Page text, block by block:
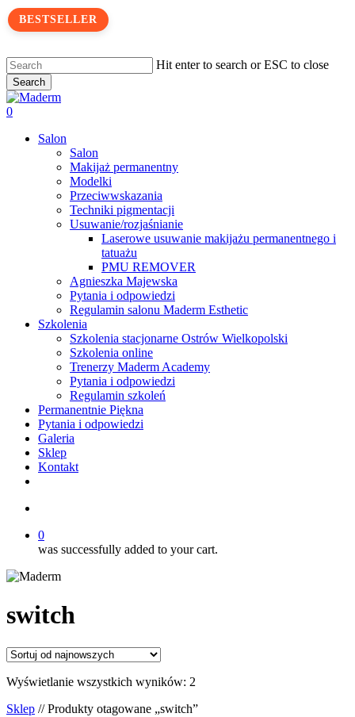
Skip
to
content
Hit enter to search or ESC to close
Search
Close
Search
search
0
Salon
Salon
Makijaż permanentny
Modelki
Przeciwwskazania
Techniki pigmentacji
Usuwanie/rozjaśnianie
Laserowe usuwanie makijażu permanentnego i
tatuażu
PMU REMOVER
Agnieszka Majewska
Pytania i odpowiedzi
Regulamin salonu Maderm Esthetic
Szkolenia
Szkolenia stacjonarne Ostrów Wielkopolski
Szkolenia online
Trenerzy Maderm Academy
Pytania i odpowiedzi
Regulamin szkoleń
Permanentnie Piękna
Pytania i odpowiedzi
Galeria
Sklep
Kontakt
0
was successfully added to your cart.
switch
Wyświetlanie wszystkich wyników: 2
najnowszych
Sklep // Produkty otagowane „switch”
BESTSELLER